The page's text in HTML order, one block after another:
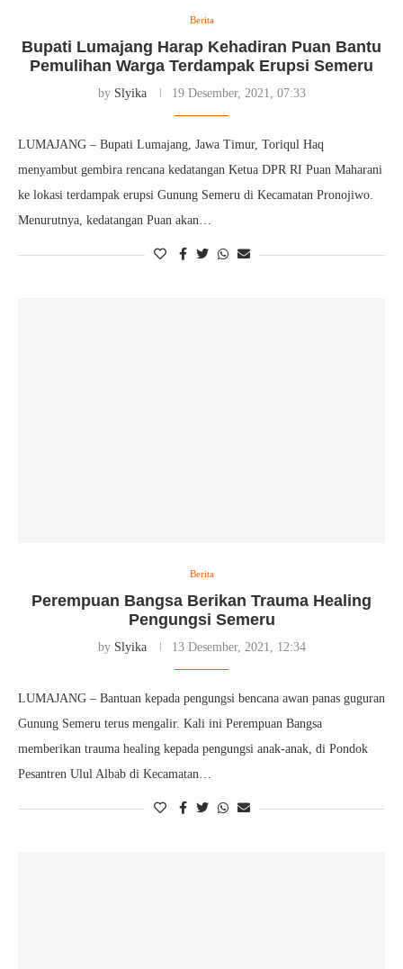
Berita
Bupati Lumajang Harap Kehadiran Puan Bantu
Pemulihan Warga Terdampak Erupsi Semeru
by Slyika 19 Desember, 2021, 07:33
LUMAJANG – Bupati Lumajang, Jawa Timur, Toriqul Haq
menyambut gembira rencana kedatangan Ketua DPR RI Puan Maharani
ke lokasi terdampak erupsi Gunung Semeru di Kecamatan Pronojiwo.
Menurutnya, kedatangan Puan akan…
Berita
Perempuan Bangsa Berikan Trauma Healing
Pengungsi Semeru
by Slyika 13 Desember, 2021, 12:34
LUMAJANG – Bantuan kepada pengungsi bencana awan panas guguran
Gunung Semeru terus mengalir. Kali ini Perempuan Bangsa
memberikan trauma healing kepada pengungsi anak-anak, di Pondok
Pesantren Ulul Albab di Kecamatan…